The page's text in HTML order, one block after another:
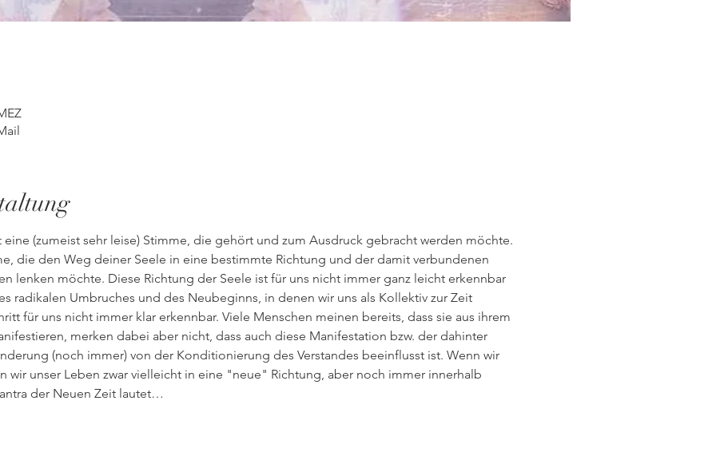
(zumeist sehr leise) Stimme, die gehört und zum Ausdruck gebracht werden möchte.
die den Weg deiner Seele in eine bestimmte Richtung und der damit verbundenen
lenken möchte. Diese Richtung der Seele ist für uns nicht immer ganz leicht erkennbar
radikalen Umbruches und des Neubeginns, in denen wir uns als Kollektiv zur Zeit
für uns nicht immer klar erkennbar. Viele Menschen meinen bereits, dass sie aus ihrem
merken dabei aber nicht, dass auch diese Manifestation bzw. der dahinter
(noch immer) von der Konditionierung des Verstandes beeinflusst ist. Wenn wir
wir unser Leben zwar vielleicht in eine "neue" Richtung, aber noch immer innerhalb
der Neuen Zeit lautet…